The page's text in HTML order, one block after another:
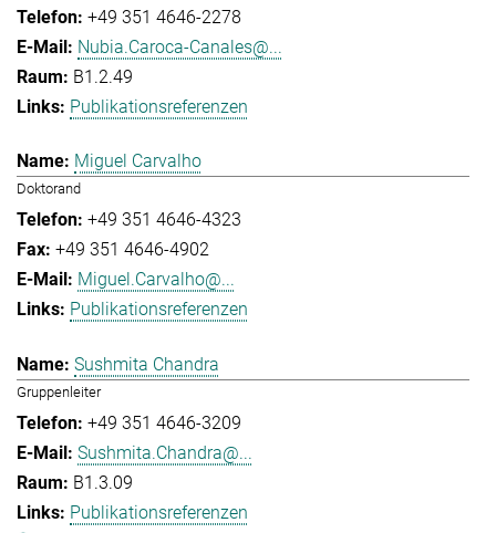
+49 351 4646-2278
Nubia.Caroca-Canales@...
B1.2.49
Publikationsreferenzen
Miguel Carvalho
Doktorand
+49 351 4646-4323
+49 351 4646-4902
Miguel.Carvalho@...
Publikationsreferenzen
Sushmita Chandra
Gruppenleiter
+49 351 4646-3209
Sushmita.Chandra@...
B1.3.09
Publikationsreferenzen